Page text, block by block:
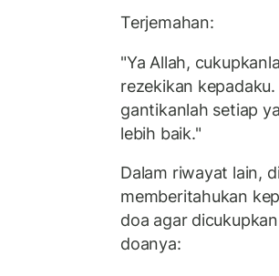
Terjemahan:
"Ya Allah,
rezekikan
gantikanlah setiap
lebih baik."
Dalam riwayat lain,
memberitahukan
doa agar
doanya: